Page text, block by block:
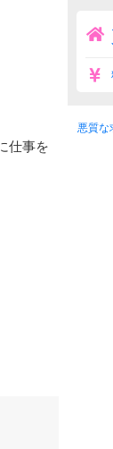
仕事を
悪質な